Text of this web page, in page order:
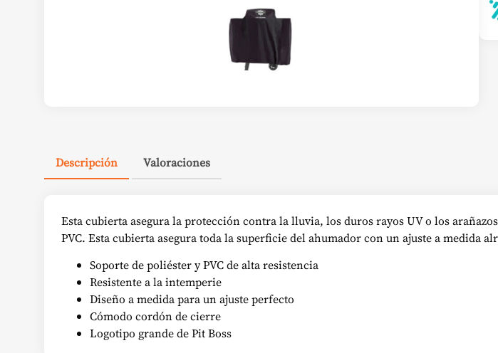
Descripción Valoraciones
Esta cubierta asegura la protección contra la lluvia, los duros rayos UV o los
PVC. Esta cubierta asegura toda la superficie del ahumador con un ajuste a medida
Soporte de poliéster y PVC de alta resistencia
Resistente a la intemperie
Diseño a medida para un ajuste perfecto
Cómodo cordón de cierre
Logotipo grande de Pit Boss